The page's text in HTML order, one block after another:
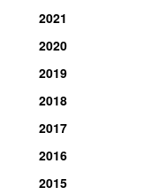
2021
2020
2019
2018
2017
2016
2015